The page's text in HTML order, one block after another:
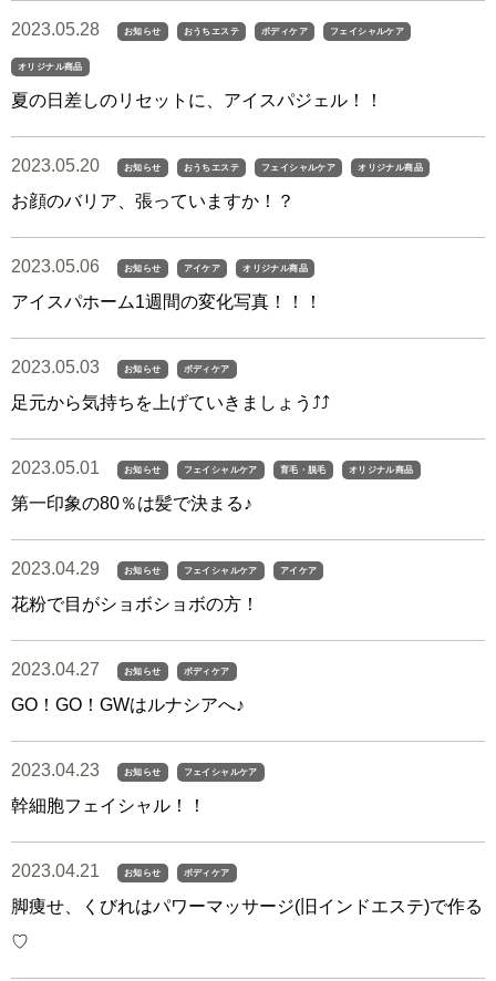
2023.05.28 お知らせ おうちエステ ボディケア フェイシャルケア
オリジナル商品
夏の日差しのリセットに、アイスパジェル！！
2023.05.20 お知らせ おうちエステ フェイシャルケア オリジナル商品
お顔のバリア、張っていますか！？
2023.05.06 お知らせ アイケア オリジナル商品
アイスパホーム1週間の変化写真！！！
2023.05.03 お知らせ ボディケア
足元から気持ちを上げていきましょう⤴︎⤴︎
2023.05.01 お知らせ フェイシャルケア 育毛・脱毛 オリジナル商品
第一印象の80％は髪で決まる♪
2023.04.29 お知らせ フェイシャルケア アイケア
花粉で目がショボショボの方！
2023.04.27 お知らせ ボディケア
GO！GO！GWはルナシアへ♪
2023.04.23 お知らせ フェイシャルケア
幹細胞フェイシャル！！
2023.04.21 お知らせ ボディケア
脚痩せ、くびれはパワーマッサージ(旧インドエステ)で作る
♡